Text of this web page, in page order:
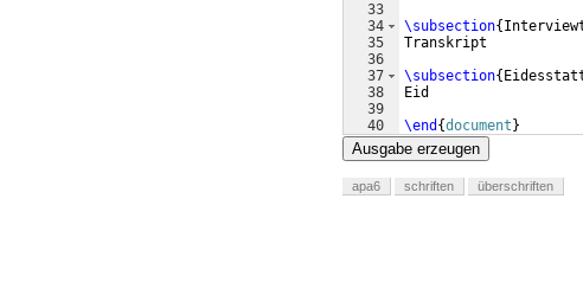
33
34
35
36
37
38
39
40
\subsection{
Transkript
\subsection{
Eid
\end {document }
Ausgabe erzeugen
apa6 schriften überschriften